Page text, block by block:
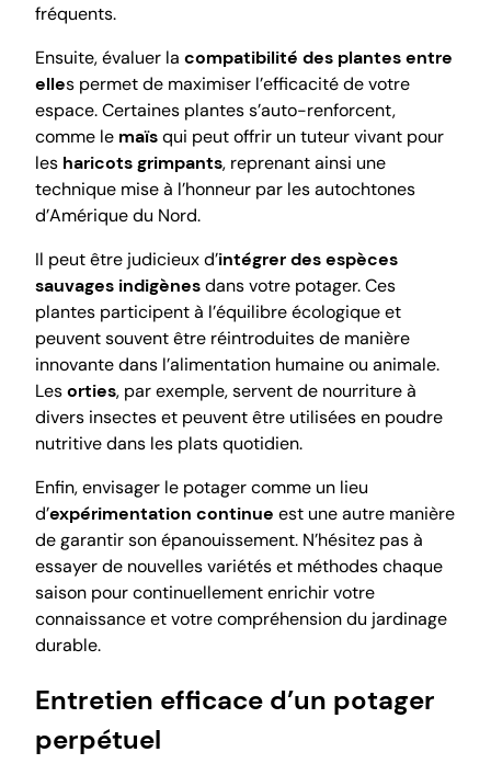
fréquents.
Ensuite, évaluer la compatibilité des plantes entre
elles permet de maximiser l’efficacité de votre
espace. Certaines plantes s’auto-renforcent,
comme le maïsqui peut offrir un tuteur vivant pour
les haricots grimpants, reprenant ainsi une
technique mise à l’honneur par les autochtones
d’Amérique du Nord.
Il peut être judicieux d’intégrer des espèces
sauvages indigènesdans votre potager. Ces
plantes participent à l’équilibre écologique et
peuvent souvent être réintroduites de manière
innovante dans l’alimentation humaine ou animale.
Lesorties, par exemple, servent de nourriture à
divers insectes et peuvent être utilisées en poudre
nutritive dans les plats quotidien.
Enfin, envisager le potager comme un lieu
d’expérimentation continue est une autre manière
de garantir son épanouissement. N’hésitez pas à
essayer de nouvelles variétés et méthodes chaque
saison pour continuellement enrichir votre
connaissance et votre compréhension du jardinage
durable.
Entretien efficace d’un potager
perpétuel